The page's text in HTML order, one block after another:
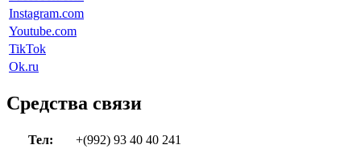
Instagram.com
Youtube.com
TikTok
Ok.ru
Средства связи
Тел:
+(992) 93 40 40 241